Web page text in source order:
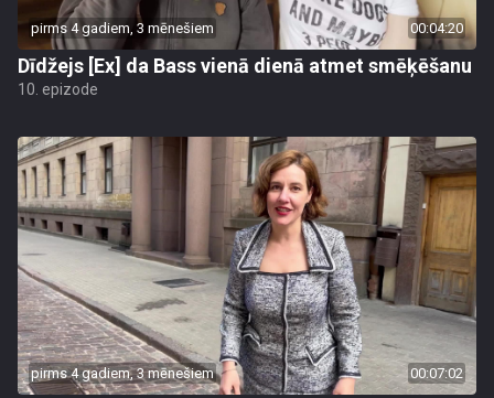
pirms 4 gadiem, 3 mēnešiem 00:04:20
Dīdžejs [Ex] da Bass vienā dienā atmet smēķēšanu
10. epizode
pirms 4 gadiem, 3 mēnešiem 00:07:02